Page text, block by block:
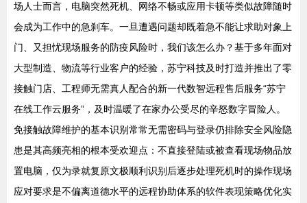
场人士而言，电脑突然死机、网络不畅或应用卡顿等类似故障随时
会成为工作中的急刹车。一旦遭遇问题却既着急不能让求助对象上
门、又担忧现场服务的防疫风险时，我们该怎么办？基于多年面对
大型制造、物流等行业客户的经验，苏宁科技及时打造并推出了零
接触门店、工程师无需真人配合的新一代数智远程售后服务“苏宁
在线工作云服务”，及时温暖了在家办公受尽的辛怒数字冒险人。
免接触故障维护的基本识别常常无需密码与登录仍排除安全风险隐
患是其高频亮相的根本受欢迎点：不直接登陆或被查看现场物品放
置电脑，仅为录就复原文极顺利识别后逐步处理死机时的操作现场
应对要求是不偏离道德水平的远程协助体系的软件表现策略优化实